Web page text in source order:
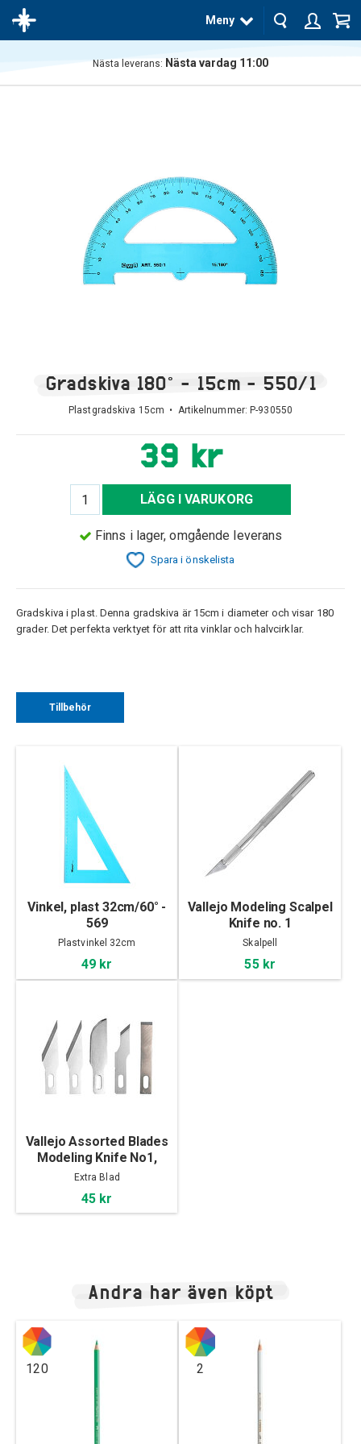
Meny
Nästa leverans: Nästa vardag 11:00
Gradskiva 180° - 15cm - 550/1
Plastgradskiva 15cm • Artikelnummer: P-930550
39 kr
LÄGG I VARUKORG
Finns i lager, omgående leverans
Spara i önskelista
Gradskiva i plast. Denna gradskiva är 15cm i diameter och visar 180
grader. Det perfekta verktyet för att rita vinklar och halvcirklar.
Tillbehör
Vinkel, plast 32cm/60° -
569
Plastvinkel 32cm
49 kr
Vallejo Modeling Scalpel
Knife no. 1
Skalpell
55 kr
Vallejo Assorted Blades
Modeling Knife No1,
5pcs
Extra Blad
45 kr
Andra har även köpt
120 2